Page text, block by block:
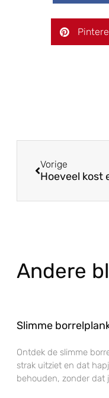
Vorige
Andere
Slimme
Ontdek de slimme
strak uitziet en dat
behouden, zonder dat